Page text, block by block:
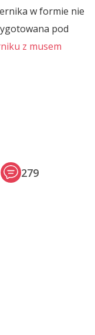
w formie nie
pod
z musem
279